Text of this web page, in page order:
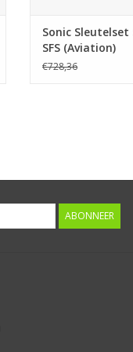
Sonic Sleutelset
SFS (Aviation)
€728,36
ABONNEER